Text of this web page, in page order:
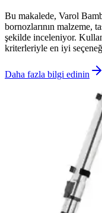
Bu makalede, Varol
bornozlarının malzeme,
şekilde inceleniyor.
kriterleriyle en iyi
Daha fazla bilgi edinin